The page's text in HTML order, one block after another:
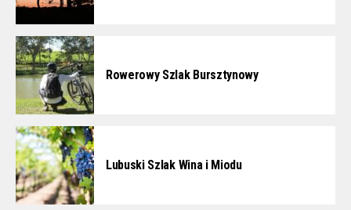
Rowerowy Szlak Bursztynowy
Lubuski Szlak Wina i Miodu